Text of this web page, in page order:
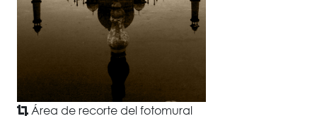
Área de recorte del fotomural